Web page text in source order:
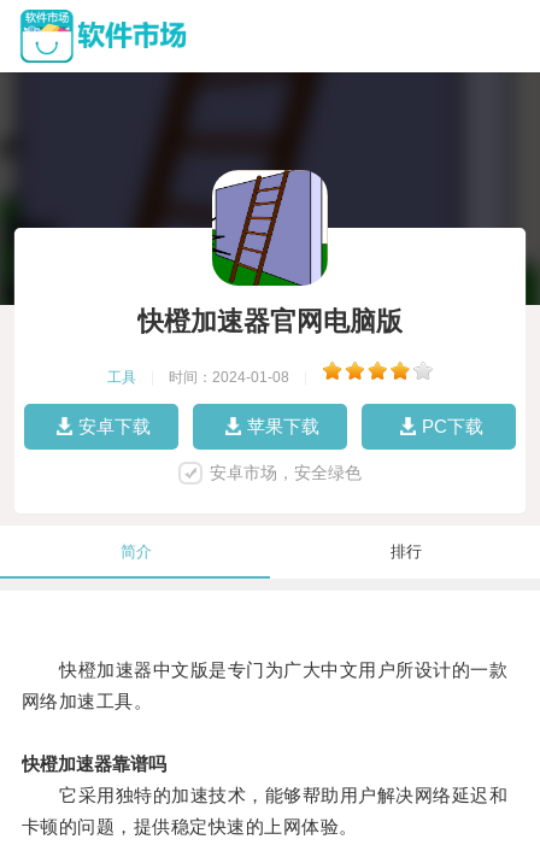
快橙加速器官网电脑版
工具 时间：2024-01-08
安卓下载 苹果下载 PC下载
安卓市场，安全绿色
简介 排行
快橙加速器中文版是专门为广大中文用户所设计的一款
网络加速工具。
快橙加速器靠谱吗
它采用独特的加速技术，能够帮助用户解决网络延迟和
卡顿的问题，提供稳定快速的上网体验。